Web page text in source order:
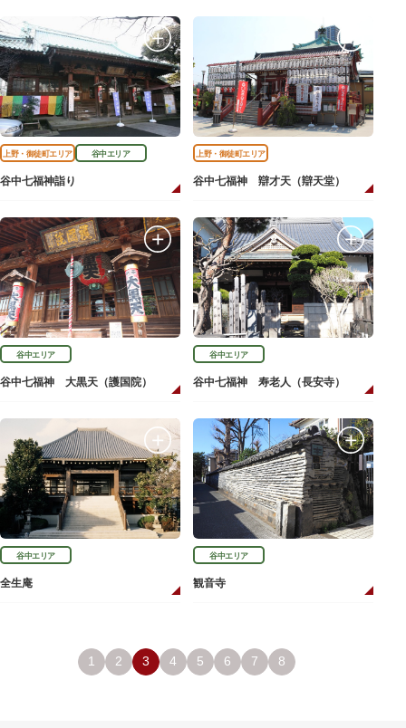
上野・御徒町エリア 谷中エリア
谷中七福神詣り
上野・御徒町エリア
谷中七福神 辯才天（辯天堂）
谷中エリア
谷中七福神 大黒天（護国院）
谷中エリア
谷中七福神 寿老人（長安寺）
谷中エリア
全生庵
谷中エリア
観音寺
1 2 3 4 5 6 7 8